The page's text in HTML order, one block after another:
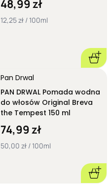
48,99 zł
12,25 zł / 100ml
Pan Drwal
PAN DRWAL Pomada wodna
do włosów Original Breva
the Tempest 150 ml
74,99 zł
50,00 zł / 100ml